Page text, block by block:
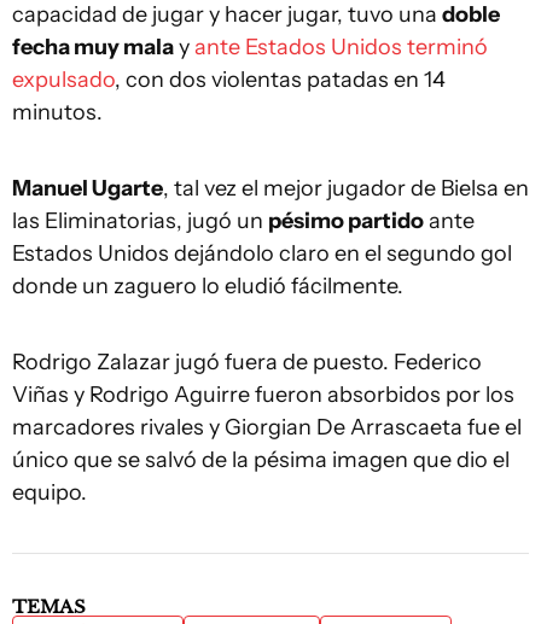
capacidad de jugar y hacer jugar, tuvo una doble
fecha muy malayante Estados Unidos terminó
expulsado, con dos violentas patadas en 14
minutos.
Manuel Ugarte, tal vez el mejor jugador de Bielsa en
las Eliminatorias, jugó un pésimo partidoante
Estados Unidos dejándolo claro en el segundo gol
donde un zaguero lo eludió fácilmente.
Rodrigo Zalazar jugó fuera de puesto. Federico
Viñas y Rodrigo Aguirre fueron absorbidos por los
marcadores rivales y Giorgian De Arrascaeta fue el
único que se salvó de la pésima imagen que dio el
equipo.
TEMAS